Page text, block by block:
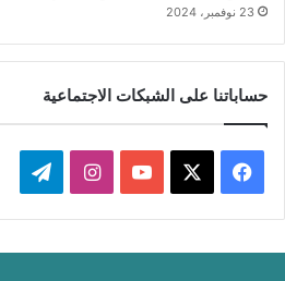
23 نوفمبر، 2024
حساباتنا على الشبكات الاجتماعية
فيسبوك ‫YouTubeانستقرام